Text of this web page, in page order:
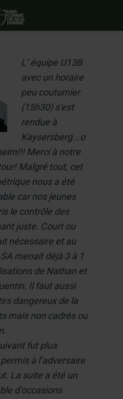
L’ équipe U13B
avec un horaire
peu coutumier
(15h30) s’est
rendue à
Kaysersberg...o
Merci à notre
Malgré tout, cet
nous a été
car nos jeunes
le contrôle des
juste. Court ou
nécessaire et au
menait déjà 3 à 1
de Nathan et
Il faut aussi
dangereux de la
mais non cadrés ou
fut plus
à l’adversaire
La suite a été un
d’occasions